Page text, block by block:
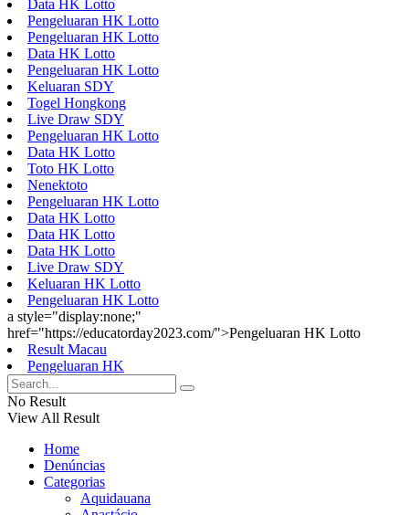
Data HK Lotto
Pengeluaran HK Lotto
Pengeluaran HK Lotto
Data HK Lotto
Pengeluaran HK Lotto
Keluaran SDY
Togel Hongkong
Live Draw SDY
Pengeluaran HK Lotto
Data HK Lotto
Toto HK Lotto
Nenektoto
Pengeluaran HK Lotto
Data HK Lotto
Data HK Lotto
Data HK Lotto
Live Draw SDY
Keluaran HK Lotto
Pengeluaran HK Lotto
a style="display:none;"
href="https://educatorday2023.com/">Pengeluaran HK Lotto
Result Macau
Pengeluaran HK
No Result
View All Result
Home
Denúncias
Categorias
Aquidauana